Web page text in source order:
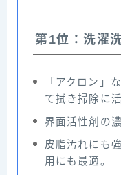
第1位：洗濯
「アクロン」
て拭き掃除に活
界面活性剤の
皮脂汚れにも
用にも最適。